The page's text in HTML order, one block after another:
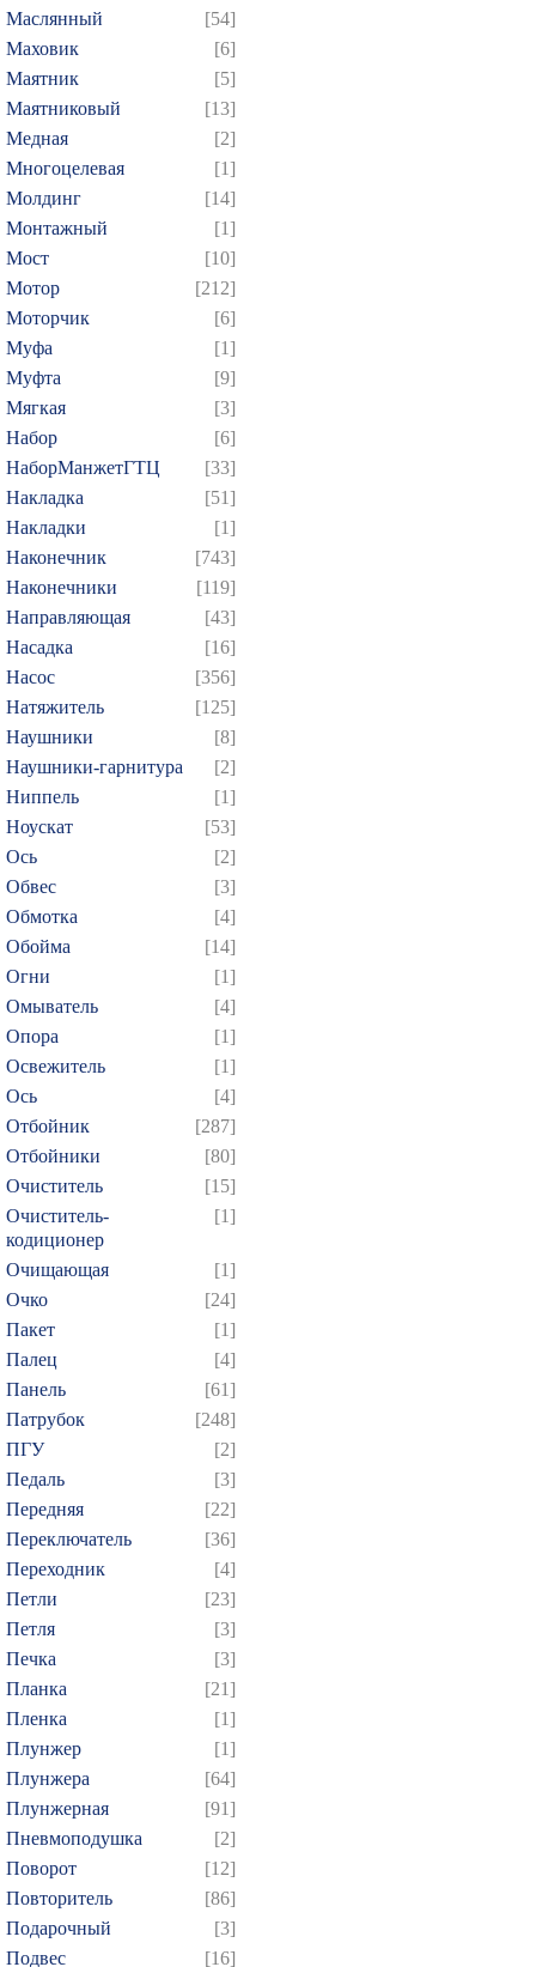
Маслянный
[54]
Маховик
[6]
Маятник
[5]
Маятниковый
[13]
Медная
[2]
Многоцелевая
[1]
Молдинг
[14]
Монтажный
[1]
Мост
[10]
Мотор
[212]
Моторчик
[6]
Муфа
[1]
Муфта
[9]
Мягкая
[3]
Набор
[6]
НаборМанжетГТЦ
[33]
Накладка
[51]
Накладки
[1]
Наконечник
[743]
Наконечники
[119]
Направляющая
[43]
Насадка
[16]
Насос
[356]
Натяжитель
[125]
Наушники
[8]
Наушники-гарнитура
[2]
Ниппель
[1]
Ноускат
[53]
Оcь
[2]
Обвес
[3]
Обмотка
[4]
Обойма
[14]
Огни
[1]
Омыватель
[4]
Опора
[1]
Освежитель
[1]
Ось
[4]
Отбойник
[287]
Отбойники
[80]
Очиститель
[15]
Очиститель-
кодиционер
[1]
Очищающая
[1]
Очко
[24]
Пакет
[1]
Палец
[4]
Панель
[61]
Патрубок
[248]
ПГУ
[2]
Педаль
[3]
Передняя
[22]
Переключатель
[36]
Переходник
[4]
Петли
[23]
Петля
[3]
Печка
[3]
Планка
[21]
Пленка
[1]
Плунжер
[1]
Плунжера
[64]
Плунжерная
[91]
Пневмоподушка
[2]
Поворот
[12]
Повторитель
[86]
Подарочный
[3]
Подвес
[16]